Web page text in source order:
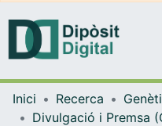
Inici Recerca